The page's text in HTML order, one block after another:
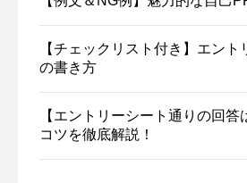
【チェックリスト付き】エント
の書き方
【エントリーシート通りの回
コツを徹底解説！